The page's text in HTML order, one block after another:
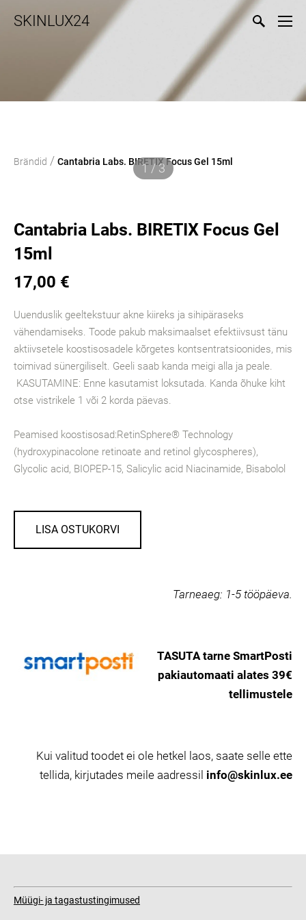
SKINLUX24
Brändid / Cantabria Labs. BIRETIX Focus Gel 15ml
1 / 3
Cantabria Labs. BIRETIX Focus Gel
15ml
17,00 €
Uuenduslik geeltekstuur akne kiireks ja sihipäraseks
vähendamiseks. Toode pakub maksimaalset efektiivsust tänu
aktiivsetele koostisosadele kõrgetes kontsentratsioonides, mis
toimivad sünergiliselt. Geeli saab kanda meigi alla ja peale.
KASUTAMINE: Enne kasutamist loksutada. Kanda õhuke kiht
otse vistrikele 1 või 2 korda päevas.
Peamised koostisosad:RetinSphere® Technology
(hydroxypinacolone retinoate and retinol glycospheres),
Glycolic acid, BIOPEP-15, Salicylic acid Niacinamide, Bisabolol
LISA OSTUKORVI
Tarneaeg: 1-5 tööpäeva.
TASUTA tarne SmartPosti
pakiautomaati alates 39€
tellimustele
Kui valitud toodet ei ole hetkel laos, saate selle ette
tellida, kirjutades meile aadressil info@skinlux.ee
Müügi- ja tagastustingimused